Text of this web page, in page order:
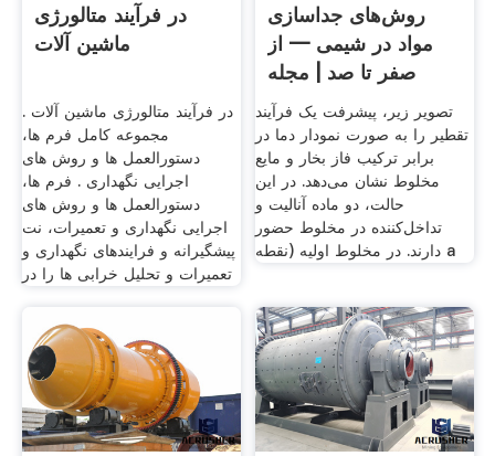
در فرآیند متالورژی
ماشین آلات
در فرآیند متالورژی ماشین آلات .
مجموعه کامل فرم ها،
دستورالعمل ها و روش های
اجرایی نگهداری . فرم ها،
دستورالعمل ها و روش های
اجرایی نگهداری و تعمیرات، نت
پیشگیرانه و فرایندهای نگهداری و
تعمیرات و تحلیل خرابی ها را در
روش‌های جداسازی
مواد در شیمی — از
صفر تا صد | مجله
فرادرس
تصویر زیر، پیشرفت یک فرآیند
تقطیر را به صورت نمودار دما در
برابر ترکیب فاز بخار و مایع
مخلوط نشان می‌دهد. در این
حالت، دو ماده آنالیت و
تداخل‌کننده در مخلوط حضور
دارند. در مخلوط اولیه (نقطه a